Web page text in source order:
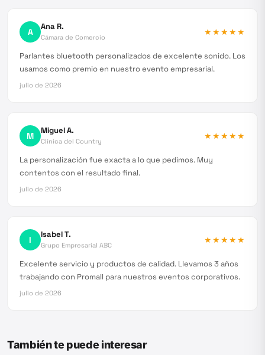
A Ana R.
Cámara de Comercio
★★★★★
Parlantes bluetooth personalizados de excelente sonido. Los
usamos como premio en nuestro evento empresarial.
julio de 2026
M Miguel A.
Clínica del Country
★★★★★
La personalización fue exacta a lo que pedimos. Muy
contentos con el resultado final.
julio de 2026
I Isabel T.
Grupo Empresarial ABC
★★★★★
Excelente servicio y productos de calidad. Llevamos 3 años
trabajando con Promall para nuestros eventos corporativos.
julio de 2026
También te puede interesar